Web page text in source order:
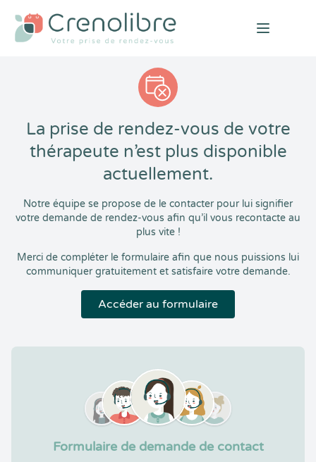
Open
La prise de rendez-vous de votre
thérapeute n’est plus disponible
actuellement.
Notre équipe se propose de le contacter pour lui signifier
votre demande de rendez-vous afin qu’il vous recontacte au
plus vite !
Merci de compléter le formulaire afin que nous puissions lui
communiquer gratuitement et satisfaire votre demande.
Accéder au formulaire
Formulaire de demande de contact